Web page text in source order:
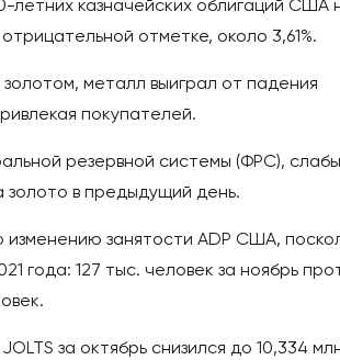
летних казначейских облигаций США
отметке, около 3,61%.
металл выиграл от падения
покупателей.
резервной системы (ФРС),
в предыдущий день.
занятости ADP США,
года: 127 тыс. человек за ноябрь
за октябрь снизился до 10,334